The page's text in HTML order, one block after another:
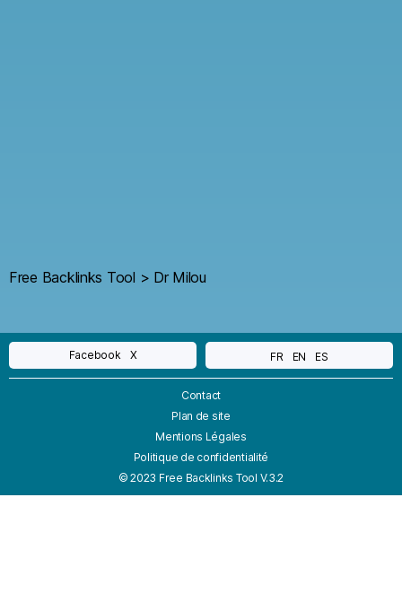
Free Backlinks Tool > Dr Milou
Facebook X FR EN ES
© 2023 Free Backlinks Tool V.3.2
Contact
Plan de site
Mentions Légales
Politique de confidentialité